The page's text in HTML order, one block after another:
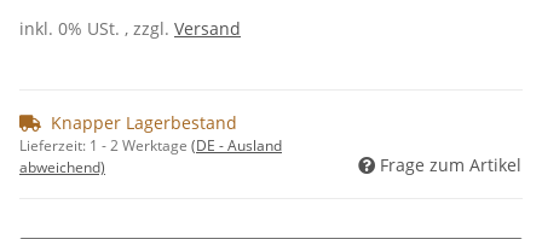
inkl. 0% USt. , zzgl. Versand
Knapper Lagerbestand
Lieferzeit: 1 - 2 Werktage (DE - Ausland
abweichend)
Frage zum Artikel